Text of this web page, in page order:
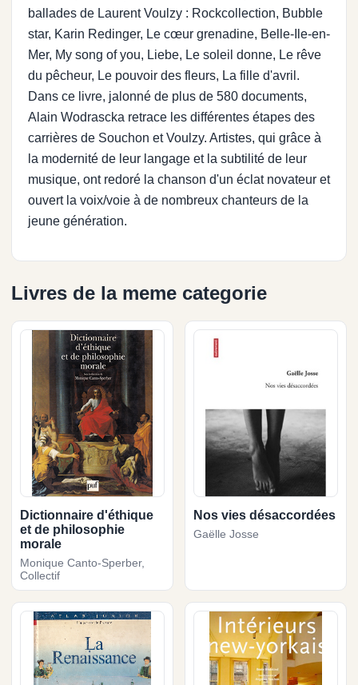
ballades de Laurent Voulzy : Rockcollection, Bubble
star, Karin Redinger, Le cœur grenadine, Belle-Ile-en-
Mer, My song of you, Liebe, Le soleil donne, Le rêve
du pêcheur, Le pouvoir des fleurs, La fille d'avril.
Dans ce livre, jalonné de plus de 580 documents,
Alain Wodrascka retrace les différentes étapes des
carrières de Souchon et Voulzy. Artistes, qui grâce à
la modernité de leur langage et la subtilité de leur
musique, ont redoré la chanson d'un éclat novateur et
ouvert la voix/voie à de nombreux chanteurs de la
jeune génération.
Livres de la meme categorie
Dictionnaire d'éthique
et de philosophie
morale
Monique Canto-Sperber,
Collectif
Nos vies désaccordées
Gaëlle Josse